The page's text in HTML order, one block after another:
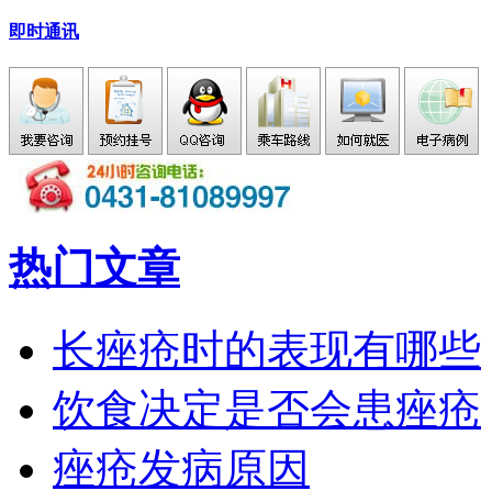
即时通讯
热门文章
长痤疮时的表现有哪些
饮食决定是否会患痤疮
痤疮发病原因